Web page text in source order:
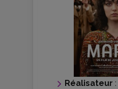
Réalisateur :